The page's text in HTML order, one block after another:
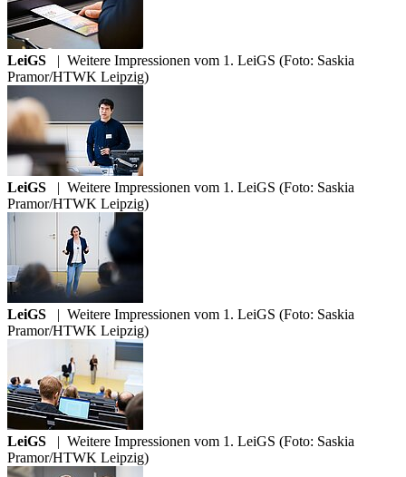
LeiGS | Weitere Impressionen vom 1. LeiGS (Foto: Saskia
Pramor/HTWK Leipzig)
LeiGS | Weitere Impressionen vom 1. LeiGS (Foto: Saskia
Pramor/HTWK Leipzig)
LeiGS | Weitere Impressionen vom 1. LeiGS (Foto: Saskia
Pramor/HTWK Leipzig)
LeiGS | Weitere Impressionen vom 1. LeiGS (Foto: Saskia
Pramor/HTWK Leipzig)